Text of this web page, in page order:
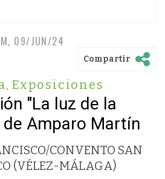
09/JUN/24
Compartir
, Exposiciones
"La luz de la
de Amparo Martín
CONVENTO SAN
(VÉLEZ-MÁLAGA)